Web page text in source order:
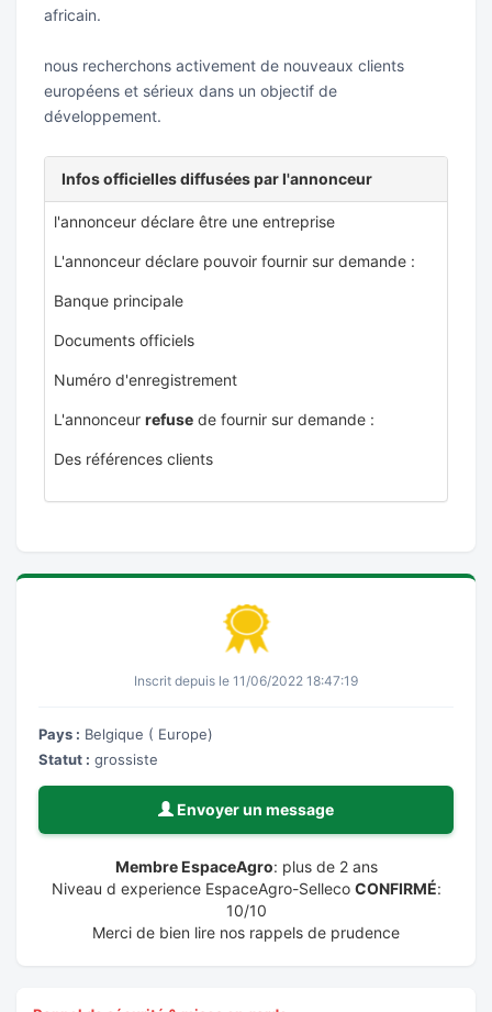
africain.
nous recherchons activement de nouveaux clients
européens et sérieux dans un objectif de
développement.
Infos officielles diffusées par l'annonceur
l'annonceur déclare être une entreprise
L'annonceur déclare pouvoir fournir sur demande :
Banque principale
Documents officiels
Numéro d'enregistrement
L'annonceur refuse de fournir sur demande :
Des références clients
Inscrit depuis le 11/06/2022 18:47:19
Pays : Belgique ( Europe)
Statut : grossiste
Envoyer un message
Membre EspaceAgro: plus de 2 ans
Niveau d experience EspaceAgro-Selleco CONFIRMÉ:
10/10
Merci de bien lire nos rappels de prudence